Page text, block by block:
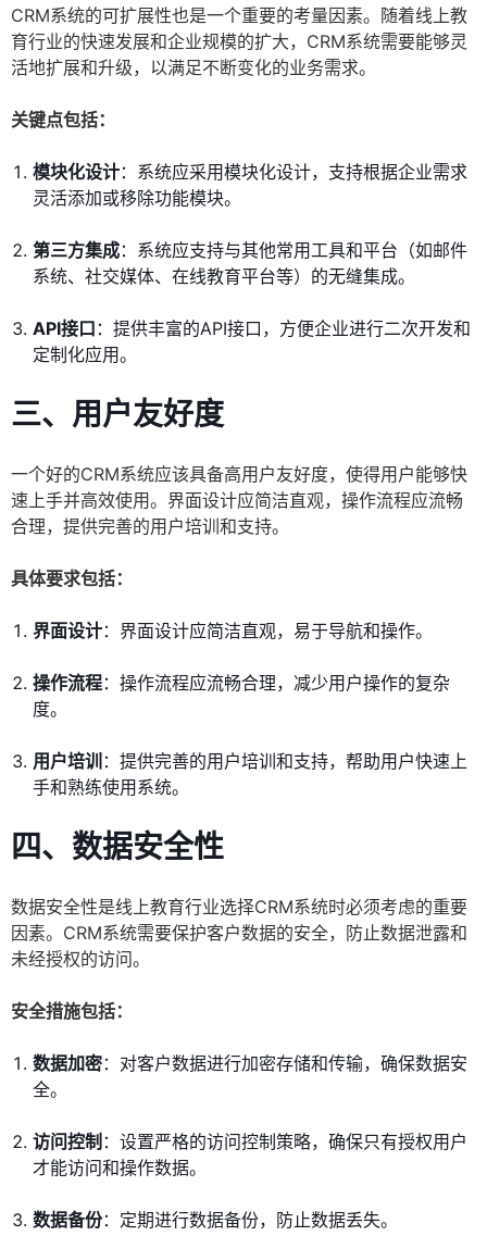
CRM系统的可扩展性也是一个重要的考量因素。随着线上教
育行业的快速发展和企业规模的扩大，CRM系统需要能够灵
活地扩展和升级，以满足不断变化的业务需求。
关键点包括：
模块化设计：系统应采用模块化设计，支持根据企业需求
灵活添加或移除功能模块。
第三方集成：系统应支持与其他常用工具和平台（如邮件
系统、社交媒体、在线教育平台等）的无缝集成。
API接口 ：提供丰富的API接口，方便企业进行二次开发和
定制化应用。
三、用户友好度
一个好的CRM系统应该具备高用户友好度，使得用户能够快
速上手并高效使用。界面设计应简洁直观，操作流程应流畅
合理，提供完善的用户培训和支持。
具体要求包括：
界面设计：界面设计应简洁直观，易于导航和操作。
操作流程：操作流程应流畅合理，减少用户操作的复杂
度。
用户培训 ：提供完善的用户培训和支持，帮助用户快速上
手和熟练使用系统。
四、数据安全性
数据安全性是线上教育行业选择CRM系统时必须考虑的重要
因素。CRM系统需要保护客户数据的安全，防止数据泄露和
未经授权的访问。
安全措施包括：
数据加密：对客户数据进行加密存储和传输，确保数据安
全。
访问控制 ：设置严格的访问控制策略，确保只有授权用户
才能访问和操作数据。
数据备份：定期进行数据备份，防止数据丢失。